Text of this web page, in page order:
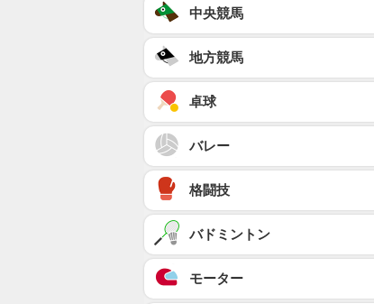
中央競馬
地方競馬
卓球
バレー
格闘技
バドミントン
モーター